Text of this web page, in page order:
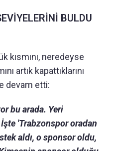
BULDU
kısmını, neredeyse
artık kapattıklarını
devam etti:
bu arada. Yeri
'Trabzonspor oradan
aldı, o sponsor oldu,